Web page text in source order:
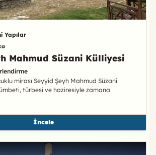
Yapılar
Mahmud Süzani Külliyesi
mirası Seyyid Şeyh Mahmud Süzani
türbesi ve haziresiyle zamana
İncele